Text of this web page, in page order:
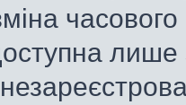
часового
лише